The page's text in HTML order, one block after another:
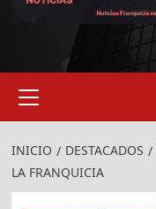
primario
INICIO DESTACADOS
LA FRANQUICIA